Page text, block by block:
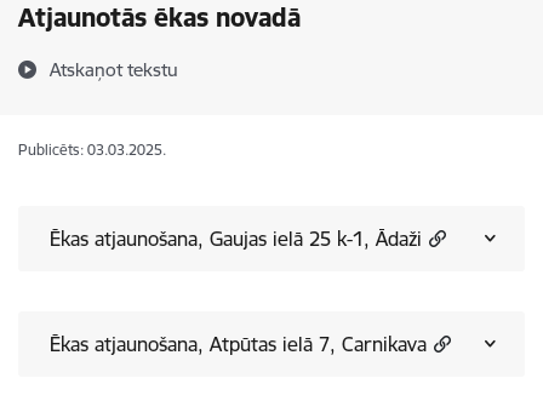
Atjaunotās ēkas novadā
Atskaņot tekstu
Publicēts: 03.03.2025.
Ēkas atjaunošana, Gaujas ielā 25 k-1, Ādaži
Ēkas atjaunošana, Atpūtas ielā 7, Carnikava